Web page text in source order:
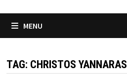
MENU
TAG: CHRISTOS YANNARAS